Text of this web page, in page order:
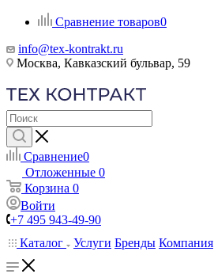
Сравнение товаров0
info@tex-kontrakt.ru
Москва, Кавказский бульвар, 59
Сравнение0
Отложенные 0
Корзина 0
Войти
+7 495 943-49-90
Каталог
Услуги Бренды Компания